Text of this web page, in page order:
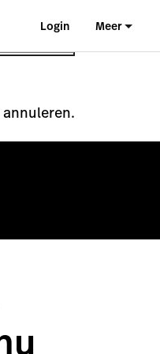
Login Meer